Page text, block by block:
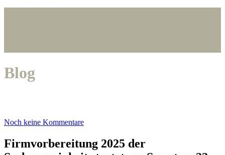
Blog
Noch keine Kommentare
Firmvorbereitung 2025 der